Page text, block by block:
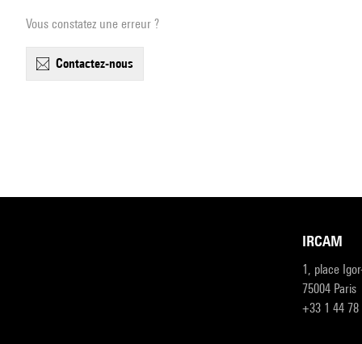
Vous constatez une erreur ?
contactez-nous
IRCAM
1, place
75004 Paris
+33 1 44 78